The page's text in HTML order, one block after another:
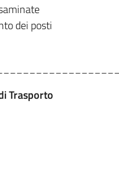
dei posti
Trasporto